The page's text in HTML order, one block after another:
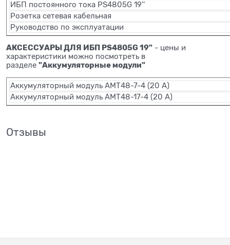
ИБП постоянного тока PS4805G 19’’
Розетка сетевая кабельная
Руководство по эксплуатации
АКСЕССУАРЫ ДЛЯ ИБП PS4805G 19" - цены и
характеристики можно посмотреть в
разделе "Аккумуляторные модули"
Аккумуляторный модуль АМТ48-7-4 (20 А)
Аккумуляторный модуль АМТ48-17-4 (20 А)
Отзывы